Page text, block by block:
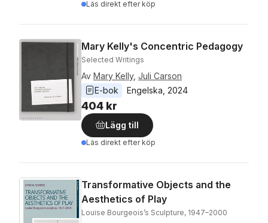
Läs direkt efter köp
Mary Kelly's Concentric Pedagogy
Selected Writings
Av Mary Kelly, Juli Carson
E-bok
Engelska 2024
404 kr
Lägg till
Läs direkt efter köp
Transformative Objects and the
Aesthetics of Play
Louise Bourgeois’s Sculpture, 1947–2000